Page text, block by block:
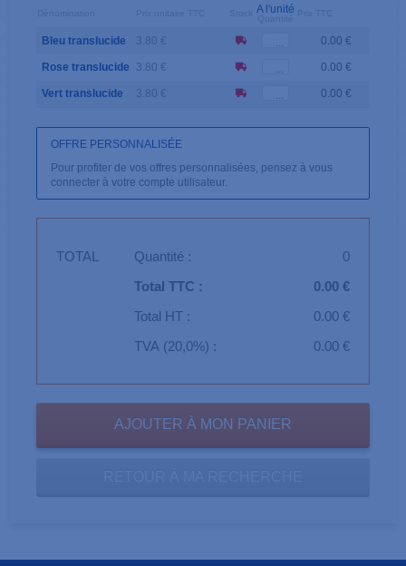
A l'unité
Bleu translucide 3.80 € 0.00 €
Rose translucide 3.80 € 0.00 €
Vert translucide 3.80 € 0.00 €
OFFRE PERSONNALISÉE
Pour profiter de vos offres personnalisées, pensez à vous
connecter à votre compte utilisateur.
TOTAL Quantité :
0
Total TTC :
0.00 €
Total HT :
0.00 €
TVA (20,0%) :
0.00 €